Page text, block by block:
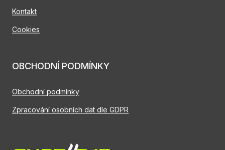
Kontakt
Cookies
OBCHODNÍ PODMÍNKY
Obchodní podmínky
Zpracování osobních dat dle GDPR